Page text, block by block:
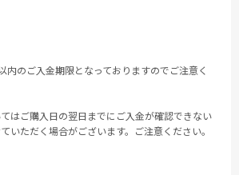
内のご入金期限となっておりますのでご注意く
はご購入日の翌日までにご入金が確認できない
いただく場合がございます。ご注意ください。